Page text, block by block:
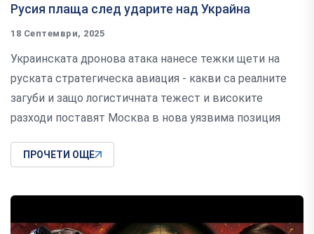
Русия плаща след ударите над Украйна
18 Септември, 2025
Украинската дронова атака нанесе тежки щети на
руската стратегическа авиация - какви са реалните
загуби и защо логистичната тежест и високите
разходи поставят Москва в нова уязвима позиция
ПРОЧЕТИ ОЩЕ